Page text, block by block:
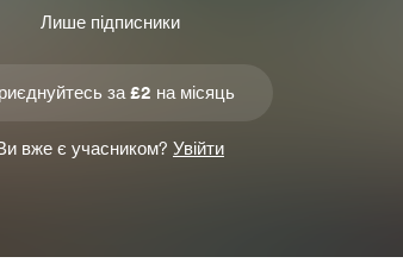
Лише підписники
за £2 на місяць
вже є учасником? Увійти